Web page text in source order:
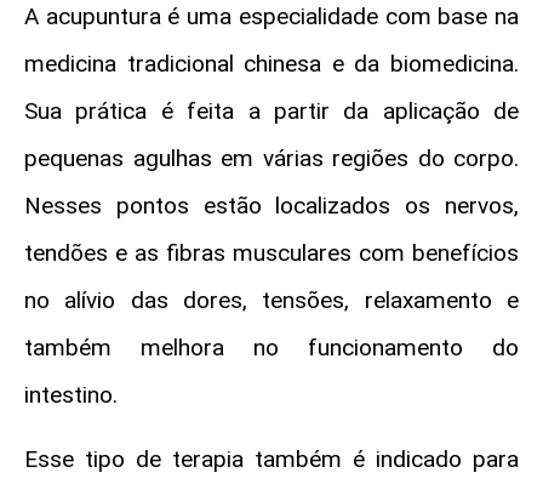
A acupuntura é uma especialidade com base na
medicina tradicional chinesa e da biomedicina.
Sua prática é feita a partir da aplicação de
pequenas agulhas em várias regiões do corpo.
Nesses pontos estão localizados os nervos,
tendões e as fibras musculares com benefícios
no alívio das dores, tensões, relaxamento e
também melhora no funcionamento do
intestino.
Esse tipo de terapia também é indicado para